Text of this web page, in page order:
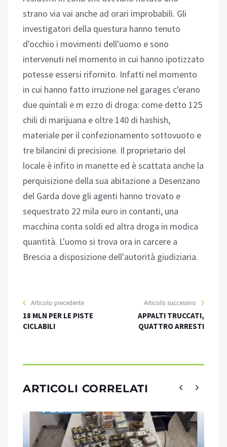
strano via vai anche ad orari improbabili. Gli
investigatori della questura hanno tenuto
d'occhio i movimenti dell'uomo e sono
intervenuti nel momento in cui hanno ipotizzato
potesse essersi rifornito. Infatti nel momento
in cui hanno fatto irruzione nel garages c'erano
due quintali e m ezzo di droga: come detto 125
chili di marijuana e oltre 140 di hashish,
materiale per il confezionamento sottovuoto e
tre bilancini di precisione. Il proprietario del
locale è infito in manette ed è scattata anche la
perquisizione della sua abitazione a Desenzano
del Garda dove gli agenti hanno trovato e
sequestrato 22 mila euro in contanti, una
macchina conta soldi ed altra droga in modica
quantità. L'uomo si trova ora in carcere a
Brescia a disposizione dell'autorità giudiziaria.
Articolo precedente
18 MLN PER LE PISTE
CICLABILI
Articolo successivo
APPALTI TRUCCATI,
QUATTRO ARRESTI
ARTICOLI CORRELATI